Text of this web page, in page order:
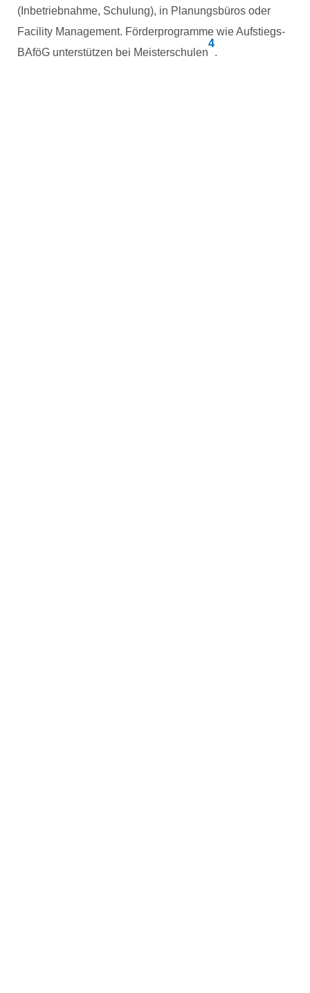
(Inbetriebnahme, Schulung), in Planungsbüros oder
Facility Management. Förderprogramme wie Aufstiegs-
BAföG unterstützen bei Meisterschulen
4
.